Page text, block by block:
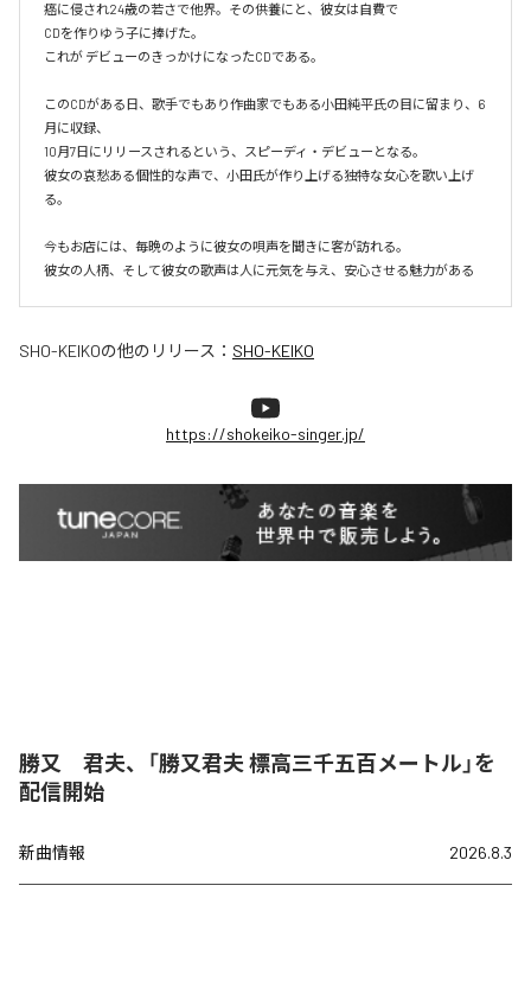
癌に侵され24歳の若さで他界。その供養にと、彼女は自費で
CDを作りゆう子に捧げた。
これが デビューのきっかけになったCDである。
このCDがある日、歌手でもあり作曲家でもある小田純平氏の目に留まり、6
月に収録、
10月7日にリリースされるという、スピーディ・デビューとなる。
彼女の哀愁ある個性的な声で、小田氏が作り上げる独特な女心を歌い上げ
る。
今もお店には、毎晩のように彼女の唄声を聞きに客が訪れる。
彼女の人柄、そして彼女の歌声は人に元気を与え、安心させる魅力がある
SHO-KEIKOの他のリリース： SHO-KEIKO
https://shokeiko-singer.jp/
勝又 君夫、「勝又君夫 標高三千五百メートル」を
配信開始
新曲情報 2026.8.3